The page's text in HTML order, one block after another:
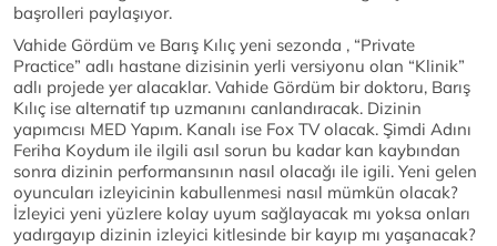
başrolleri paylaşıyor.
Vahide Gördüm ve Barış Kılıç yeni sezonda , “Private
Practice” adlı hastane dizisinin yerli versiyonu olan “Klinik”
adlı projede yer alacaklar. Vahide Gördüm bir doktoru, Barış
Kılıç ise alternatif tıp uzmanını canlandıracak. Dizinin
yapımcısı MED Yapım. Kanalı ise Fox TV olacak. Şimdi Adını
Feriha Koydum ile ilgili asıl sorun bu kadar kan kaybından
sonra dizinin performansının nasıl olacağı ile igili. Yeni gelen
oyuncuları izleyicinin kabullenmesi nasıl mümkün olacak?
İzleyici yeni yüzlere kolay uyum sağlayacak mı yoksa onları
yadırgayıp dizinin izleyici kitlesinde bir kayıp mı yaşanacak?